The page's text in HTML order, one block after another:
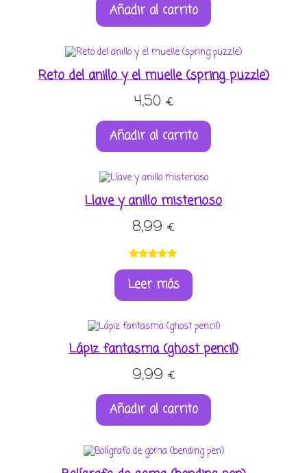
Añadir al carrito
Reto del anillo y el muelle (spring puzzle)
4,50 €
Añadir al carrito
Llave y anillo misterioso
8,99 €
con5.00de
de un
Leer más
Lápiz fantasma (ghost pencil)
9,99 €
Añadir al carrito